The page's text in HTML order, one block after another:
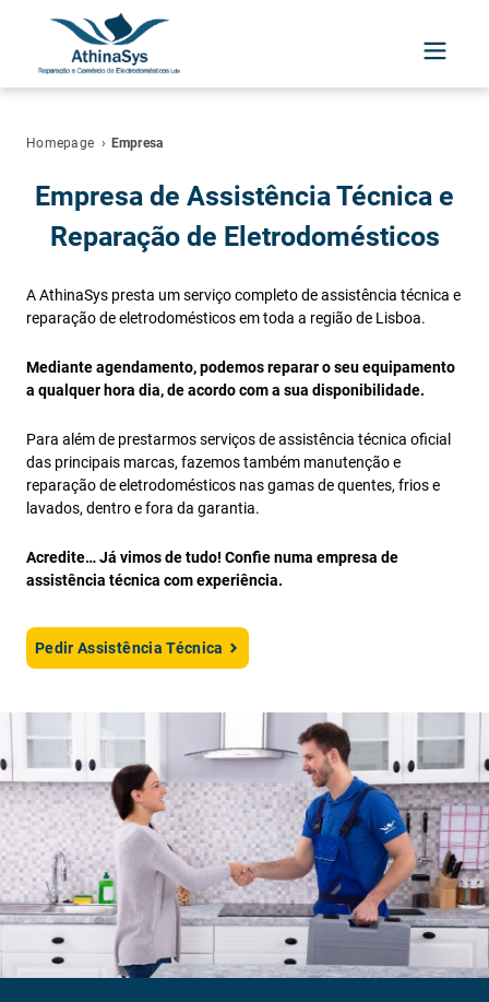
Homepage › Empresa
Empresa de Assistência Técnica e
Reparação de Eletrodomésticos
A AthinaSys presta um serviço completo de assistência técnica e
reparação de eletrodomésticos em toda a região de Lisboa.
Mediante agendamento, podemos reparar o seu equipamento
a qualquer hora dia, de acordo com a sua disponibilidade.
Para além de prestarmos serviços de assistência técnica oficial
das principais marcas, fazemos também manutenção e
reparação de eletrodomésticos nas gamas de quentes, frios e
lavados, dentro e fora da garantia.
Acredite… Já vimos de tudo! Confie numa empresa de
assistência técnica com experiência.
Pedir Assistência Técnica